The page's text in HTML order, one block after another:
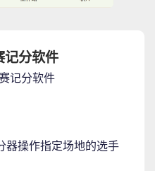
记分软件
器操作指定场地的选手